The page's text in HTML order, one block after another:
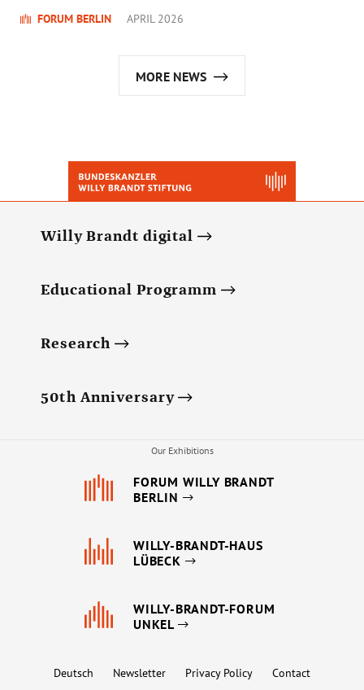
FORUM BERLIN APRIL 2026
MORE NEWS
Willy Brandt digital
Educational Programm
Research
50th Anniversary
Our Exhibitions
FORUM WILLY BRANDT
BERLIN
WILLY-BRANDT-HAUS
LÜBECK
WILLY-BRANDT-FORUM
UNKEL
Deutsch Newsletter Privacy Policy Contact